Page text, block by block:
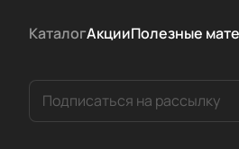
КаталогАкцииПолезные